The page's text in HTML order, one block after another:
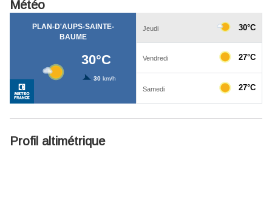
Météo
Profil altimétrique